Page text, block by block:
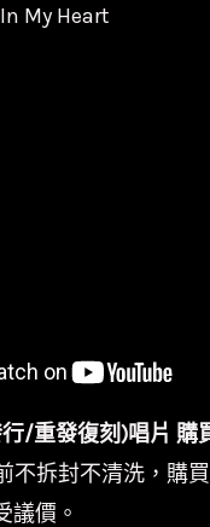
My Heart
/重發復刻)唱片 購
不拆封不清洗，購
議價。